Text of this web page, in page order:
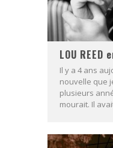
LOU REED
Il y a 4 ans
nouvelle que
plusieurs
mourait. Il